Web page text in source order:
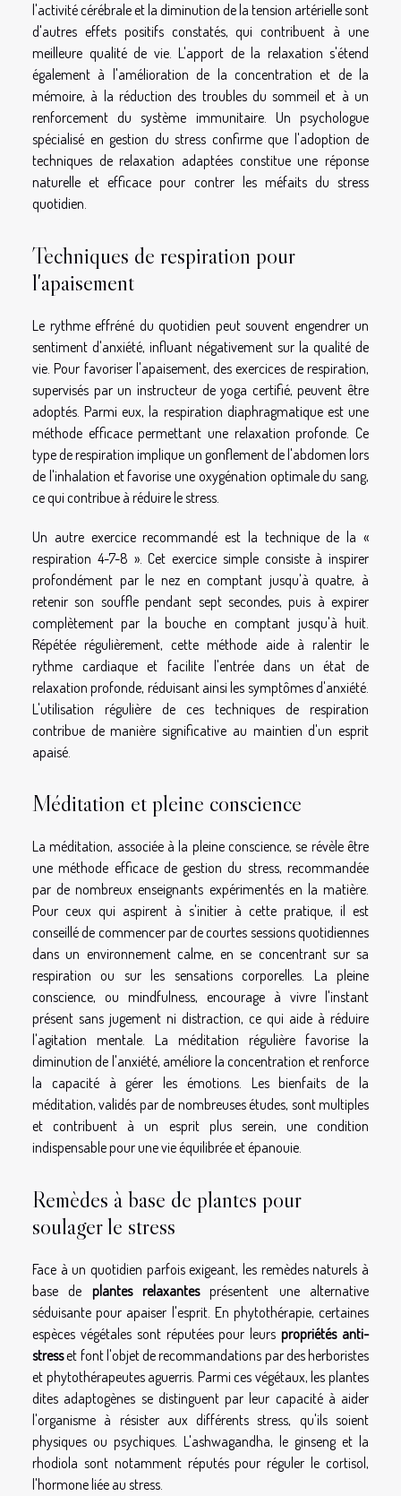
l'activité cérébrale et la diminution de la tension artérielle sont
d'autres effets positifs constatés, qui contribuent à une
meilleure qualité de vie. L'apport de la relaxation s'étend
également à l'amélioration de la concentration et de la
mémoire, à la réduction des troubles du sommeil et à un
renforcement du système immunitaire. Un psychologue
spécialisé en gestion du stress confirme que l'adoption de
techniques de relaxation adaptées constitue une réponse
naturelle et efficace pour contrer les méfaits du stress
quotidien.
Techniques de respiration pour
l'apaisement
Le rythme effréné du quotidien peut souvent engendrer un
sentiment d'anxiété, influant négativement sur la qualité de
vie. Pour favoriser l'apaisement, des exercices de respiration,
supervisés par un instructeur de yoga certifié, peuvent être
adoptés. Parmi eux, la respiration diaphragmatique est une
méthode efficace permettant une relaxation profonde. Ce
type de respiration implique un gonflement de l'abdomen lors
de l'inhalation et favorise une oxygénation optimale du sang,
ce qui contribue à réduire le stress.
Un autre exercice recommandé est la technique de la «
respiration 4-7-8 ». Cet exercice simple consiste à inspirer
profondément par le nez en comptant jusqu'à quatre, à
retenir son souffle pendant sept secondes, puis à expirer
complètement par la bouche en comptant jusqu'à huit.
Répétée régulièrement, cette méthode aide à ralentir le
rythme cardiaque et facilite l'entrée dans un état de
relaxation profonde, réduisant ainsi les symptômes d'anxiété.
L'utilisation régulière de ces techniques de respiration
contribue de manière significative au maintien d'un esprit
apaisé.
Méditation et pleine conscience
La méditation, associée à la pleine conscience, se révèle être
une méthode efficace de gestion du stress, recommandée
par de nombreux enseignants expérimentés en la matière.
Pour ceux qui aspirent à s'initier à cette pratique, il est
conseillé de commencer par de courtes sessions quotidiennes
dans un environnement calme, en se concentrant sur sa
respiration ou sur les sensations corporelles. La pleine
conscience, ou mindfulness, encourage à vivre l'instant
présent sans jugement ni distraction, ce qui aide à réduire
l'agitation mentale. La méditation régulière favorise la
diminution de l'anxiété, améliore la concentration et renforce
la capacité à gérer les émotions. Les bienfaits de la
méditation, validés par de nombreuses études, sont multiples
et contribuent à un esprit plus serein, une condition
indispensable pour une vie équilibrée et épanouie.
Remèdes à base de plantes pour
soulager le stress
Face à un quotidien parfois exigeant, les remèdes naturels à
base de plantes relaxantesprésentent une alternative
séduisante pour apaiser l'esprit. En phytothérapie, certaines
espèces végétales sont réputées pour leurspropriétés anti-
stresset font l'objet de recommandations par des herboristes
et phytothérapeutes aguerris. Parmi ces végétaux, les plantes
dites adaptogènes se distinguent par leur capacité à aider
l'organisme à résister aux différents stress, qu'ils soient
physiques ou psychiques. L'ashwagandha, le ginseng et la
rhodiola sont notamment réputés pour réguler le cortisol,
l'hormone liée au stress.